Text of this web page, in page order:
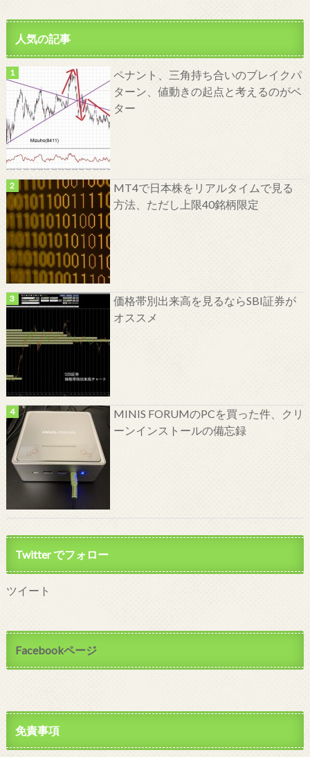
人気の記事
ペナント、三角持ち合いのブレイクパ
ターン、値動きの起点と考えるのがベ
ター
MT4で日本株をリアルタイムで見る
方法、ただし上限40銘柄限定
価格帯別出来高を見るならSBI証券が
オススメ
MINIS FORUMのPCを買った件、クリ
ーンインストールの備忘録
Twitter でフォロー
ツイート
Facebookページ
免責事項